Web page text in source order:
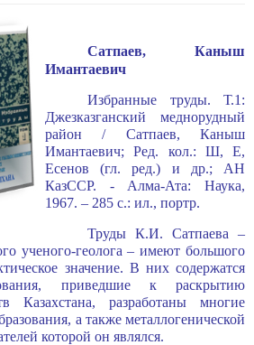
Сатпаев, Каныш
Имантаевич
Избранные труды. Т.1:
Джезказганский меднорудный
район / Сатпаев, Каныш
Имантаевич; Ред. кол.: Ш, Е,
Есенов (гл. ред.) и др.; АН
КазССР. - Алма-Ата: Наука,
1967. – 285 с.: ил., портр.
Труды К.И. Сатпаева –
ученого-геолога – имеют большого
значение. В них содержатся
приведшие к раскрытию
Казахстана, разработаны многие
а также металлогенической
которой он являлся.